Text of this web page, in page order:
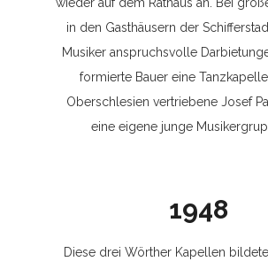
wieder auf dem Rathaus an. Bei
in den Gasthäusern der
Musiker anspruchsvolle
formierte Bauer eine
Oberschlesien vertriebene Josef
eine eigene junge
1948
Diese drei Wörther Kapellen